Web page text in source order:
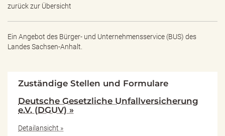
zurück zur Übersicht
Ein Angebot des Bürger- und Unternehmensservice (BUS) des
Landes Sachsen-Anhalt.
Zuständige Stellen und Formulare
Deutsche Gesetzliche Unfallversicherung
e.V. (DGUV) »
Detailansicht »